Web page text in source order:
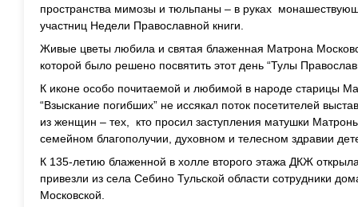
пространства мимозы и тюльпаны – в руках
участниц Недели Православной книги.
Живые цветы любила и святая блаженная Матрона
которой было решено посвятить этот день “Тулы
К иконе особо почитаемой и любимой в народе старицы
“Взыскание погибших” не иссякал поток посетителей
из женщин – тех, кто просил заступления матушки
семейном благополучии, духовном и телесном здравии
К 135-летию блаженной в холле второго этажа ДКЖ
привезли из села Себино Тульской области сотрудники
Московской.